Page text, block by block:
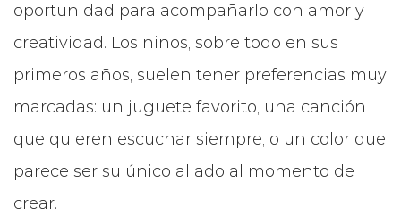
oportunidad para acompañarlo con amor y
creatividad. Los niños, sobre todo en sus
primeros años, suelen tener preferencias muy
marcadas: un juguete favorito, una canción
que quieren escuchar siempre, o un color que
parece ser su único aliado al momento de
crear.